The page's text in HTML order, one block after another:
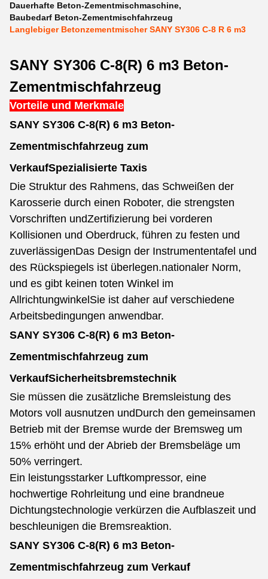
Dauerhafte Beton-Zementmischmaschine,
Baubedarf Beton-Zementmischfahrzeug
Langlebiger Betonzementmischer SANY SY306 C-8 R 6 m3
SANY SY306 C-8(R) 6 m3 Beton-
Zementmischfahrzeug
Vorteile und Merkmale
SANY SY306 C-8(R) 6 m3 Beton-
Zementmischfahrzeug zum
VerkaufSpezialisierte Taxis
Die Struktur des Rahmens, das Schweißen der
Karosserie durch einen Roboter, die strengsten
Vorschriften undZertifizierung bei vorderen
Kollisionen und Oberdruck, führen zu festen und
zuverlässigenDas Design der Instrumententafel und
des Rückspiegels ist überlegen.nationaler Norm,
und es gibt keinen toten Winkel im
Allrichtungwinkel Sie ist daher auf verschiedene
Arbeitsbedingungen anwendbar.
SANY SY306 C-8(R) 6 m3 Beton-
Zementmischfahrzeug zum
VerkaufSicherheitsbremstechnik
Sie müssen die zusätzliche Bremsleistung des
Motors voll ausnutzen undDurch den gemeinsamen
Betrieb mit der Bremse wurde der Bremsweg um
15% erhöht und der Abrieb der Bremsbeläge um
50% verringert.
Ein leistungsstarker Luftkompressor, eine
hochwertige Rohrleitung und eine brandneue
Dichtungstechnologie verkürzen die Aufblaszeit und
beschleunigen die Bremsreaktion.
SANY SY306 C-8(R) 6 m3 Beton-
Zementmischfahrzeug zum Verkauf